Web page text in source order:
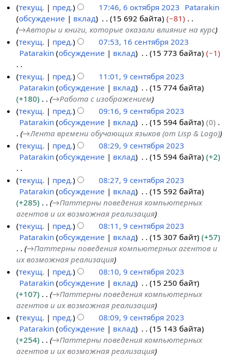
текущ.
пред. 17:46, 6 октября 2023 Patarakin
обсуждение
вклад 15 692 байта
−81
→Авторы и книги, которые оказали влияние на курс
с
т
р
0
текущ. пред.
07:53, 16 сентября 2023
Patarakin обсуждение вклад 15 773 байта −1
Н
е
т
о
п
с
а
и
я
п
р
в
и
е
я
я
3
текущ. пред.
11:01, 9 сентября 2023
Patarakin обсуждение вклад
15 774 байта
+180
→Работа с изображением
текущ.
пред.
09:16, 9 сентября 2023
Patarakin обсуждение вклад 15 594 байта
0
→Лента времени обучающих языков (от Lisp & Logo)
текущ.
пред.
08:29, 9 сентября 2023
Patarakin обсуждение вклад 15 594 байта +2
Н
е
т
о
п
и
а
н
и
я
п
р
а
в
к
текущ. пред.
08:27, 9 сентября 2023
Patarakin обсуждение вклад
15 592 байта
+285
→Паттерны поведения компьютерных
агентов и их возможная реализация
текущ.
пред.
08:11, 9 сентября 2023
Patarakin обсуждение вклад 15 307 байт
+57
→Паттерны поведения компьютерных агентов и
их возможная реализация
текущ.
пред.
08:10, 9 сентября 2023
Patarakin обсуждение вклад
15 250 байт
+107
→Паттерны поведения компьютерных
агентов и их возможная реализация
текущ.
пред.
08:09, 9 сентября 2023
Patarakin обсуждение вклад
15 143 байта
+254
→Паттерны поведения компьютерных
агентов и их возможная реализация